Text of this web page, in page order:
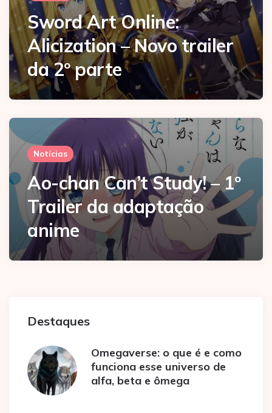
Sword Art Online:
Alicization – Novo trailer
da 2º parte
Notícias
Ao-chan Can’t Study! – 1º
Trailer da adaptação
anime
Destaques
Omegaverse: o que é e como
funciona esse universo de
alfa, beta e ômega